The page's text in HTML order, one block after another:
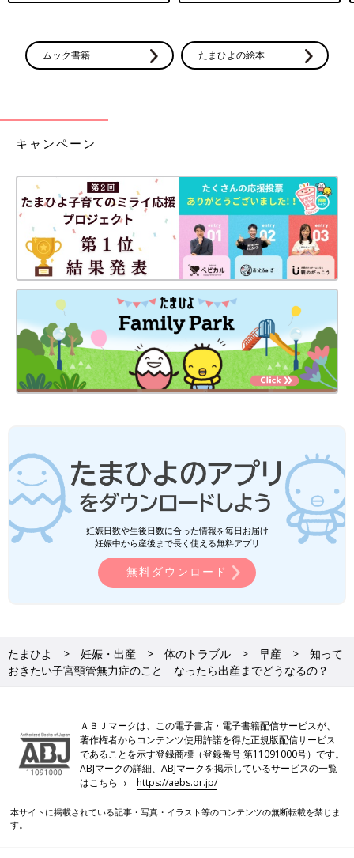
ムック書籍 たまひよの絵本
キャンペーン
妊娠日数や生後日数に合った情報を毎日お届け
妊娠中から産後まで長く使える無料アプリ
無料ダウンロード
たまひよ 妊娠・出産 体のトラブル 早産
知って
おきたい子宮頸管無力症のこと なったら出産までどうなるの？
ＡＢＪマークは、この電子書店・電子書籍配信サービスが、
著作権者からコンテンツ使用許諾を得た正規版配信サービス
であることを示す登録商標（登録番号 第11091000号）です。
ABJマークの詳細、ABJマークを掲示しているサービスの一覧
はこちら→https://aebs.or.jp/
本サイトに掲載されている記事・写真・イラスト等のコンテンツの無断転載を禁じま
す。